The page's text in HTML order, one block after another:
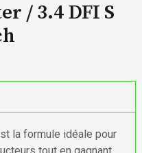
/3.4 DFI S
la formule idéale pour